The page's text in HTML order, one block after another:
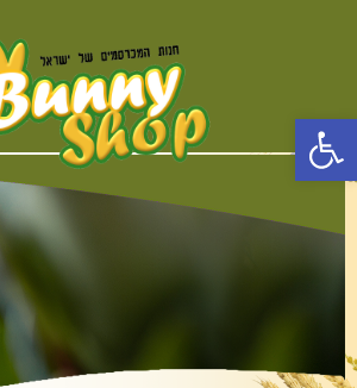
פתח סרגל נגישות